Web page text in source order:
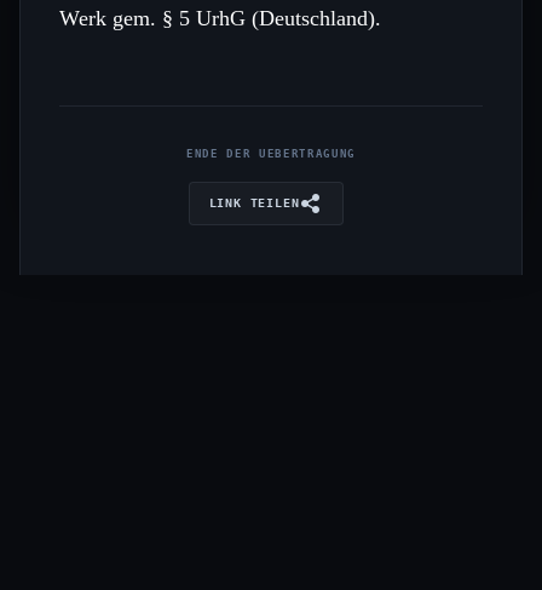
Werk gem. § 5 UrhG (Deutschland).
ENDE DER UEBERTRAGUNG
LINK TEILEN